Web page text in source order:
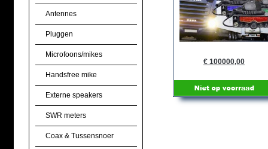
Antennes
Pluggen
Microfoons/mikes
Handsfree mike
Externe speakers
SWR meters
Coax & Tussensnoer
€ 100000,00